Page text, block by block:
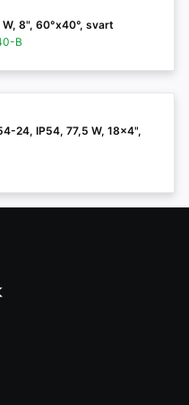
8", 60°x40°, svart
B
24, IP54, 77,5 W, 18x4",